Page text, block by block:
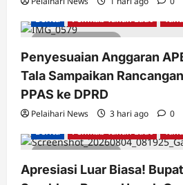
2 minutes read
Berita Pemkab Tanah Laut
Penyesuaian Anggaran
Tala Sampaikan
PPAS ke DPRD
Pelaihari News 3 hari ago 0
2 minutes read
Berita Pemkab Tanah Laut
Apresiasi Luar Biasa!